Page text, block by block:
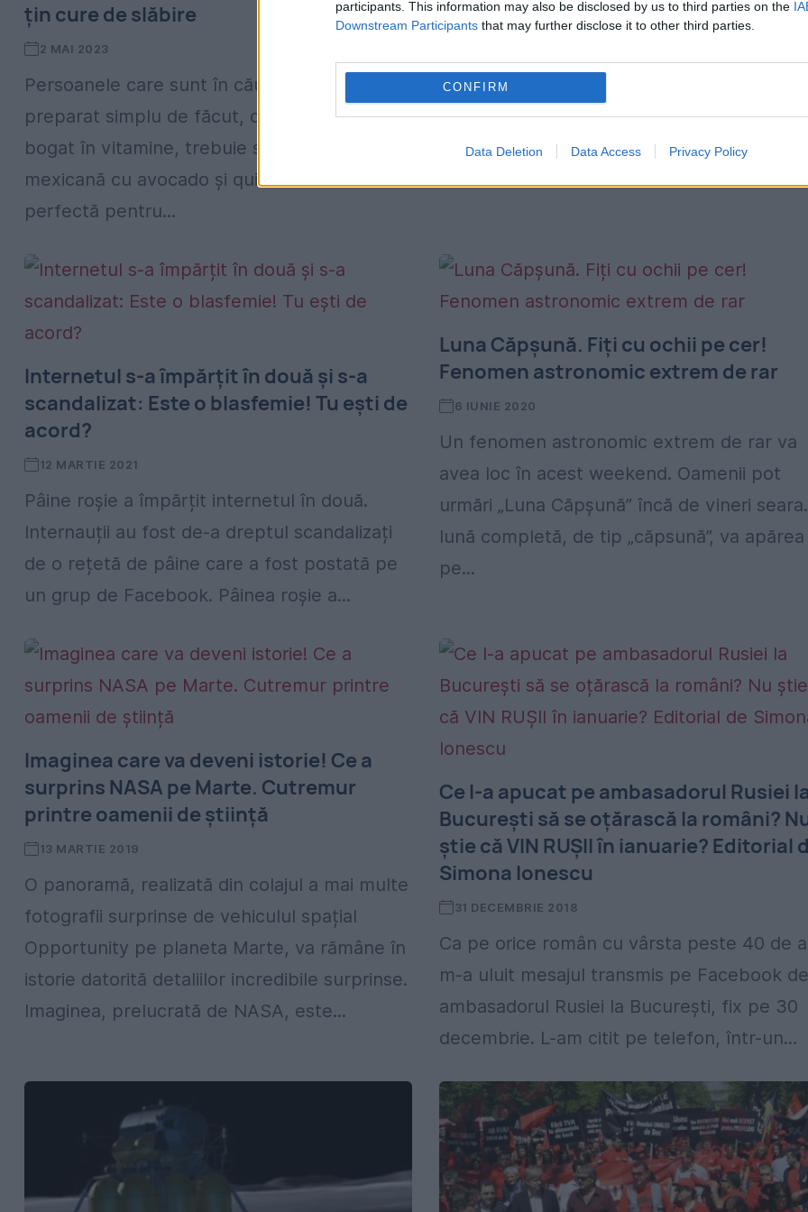
participants. This information may also be disclosed by us to third parties on the
Downstream Participants that may further disclose it to other third parties.
CONFIRM
Data Deletion Data Access Privacy Policy
țin cure de slăbire
2 MAI 2023
Persoanele care sunt în căutarea unui
preparat simplu de făcut, dar în același timp
bogat în vitamine, trebuie să știe că salata
mexicană cu avocado și quinoa este
perfectă pentru...
Cel mai ingenios mod de a slăbi! De ce să
mănânci dintr-o farfurie roșie? Iată ce spun
experţii despre culoarea farfuriei şi cum
poate influenţa. Cel mai ingenios mod...
Internetul s-a împărțit în două și s-a
scandalizat: Este o blasfemie! Tu ești de
acord?
12 MARTIE 2021
Pâine roșie a împărțit internetul în două.
Internauții au fost de-a dreptul scandalizați
de o rețetă de pâine care a fost postată pe
un grup de Facebook. Pâinea roșie a...
Luna Căpșună. Fiți cu ochii pe cer!
Fenomen astronomic extrem de rar
6 IUNIE 2020
Un fenomen astronomic extrem de rar va
avea loc în acest weekend. Oamenii pot
urmări „Luna Căpșună” încă de vineri
lună completă, de tip „căpsună”, va apărea
pe...
Imaginea care va deveni istorie! Ce a
surprins NASA pe Marte. Cutremur
printre oamenii de știință
13 MARTIE 2019
O panoramă, realizată din colajul a mai multe
fotografii surprinse de vehiculul spațial
Opportunity pe planeta Marte, va rămâne în
istorie datorită detaliilor incredibile surprinse.
Imaginea, prelucrată de NASA, este...
Ce l-a apucat pe ambasadorul Rusiei
București să se oțărască la români?
știe că VIN RUȘII în ianuarie? Editorial
Simona Ionescu
31 DECEMBRIE 2018
Ca pe orice român cu vârsta peste 40 de
m-a uluit mesajul transmis pe Facebook
ambasadorul Rusiei la București, fix pe 30
decembrie. L-am citit pe telefon, într-un...